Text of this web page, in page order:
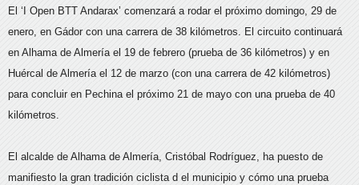
El ‘I Open BTT Andarax’ comenzará a rodar el próximo domingo, 29 de
enero, en Gádor con una carrera de 38 kilómetros. El circuito continuará
en Alhama de Almería el 19 de febrero (prueba de 36 kilómetros) y en
Huércal de Almería el 12 de marzo (con una carrera de 42 kilómetros)
para concluir en Pechina el próximo 21 de mayo con una prueba de 40
kilómetros.
El alcalde de Alhama de Almería, Cristóbal Rodríguez, ha puesto de
manifiesto la gran tradición ciclista d el municipio y cómo una prueba